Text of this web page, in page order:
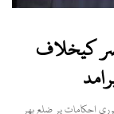
کیخلاف
احکامات پر ضلع بھر